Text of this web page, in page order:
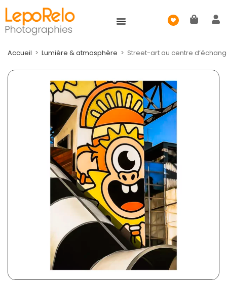
Accueil > Lumière & atmosphère > Street-art au centre